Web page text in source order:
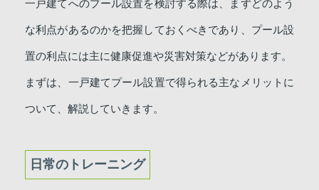
一戸建てへのプール設置を検討する際は、まずどのよう
な利点があるのかを把握しておくべきであり、プール設
置の利点には主に健康促進や災害対策などがあります。
まずは、一戸建てプール設置で得られる主なメリットに
ついて、解説していきます。
日常のトレーニング